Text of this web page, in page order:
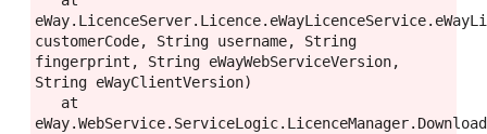
customerCode, String username, String
fingerprint, String eWayWebServiceVersion,
String eWayClientVersion)